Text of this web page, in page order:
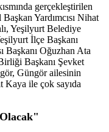
gerçekleştirilen
Yardımcısı Nihat
Yeşilyurt Belediye
İlçe Başkanı
Başkanı Oğuzhan Ata
Başkanı Şevket
Güngör ailesinin
Kaya ile çok sayıda